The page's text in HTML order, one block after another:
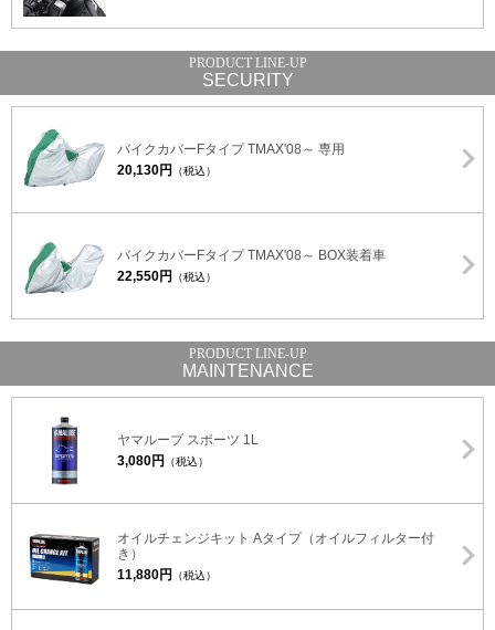
SECURITY
バイクカバーFタイプ TMAX'08～ 専用
20,130円 （税込）
バイクカバーFタイプ TMAX'08～ BOX装着車
22,550円 （税込）
MAINTENANCE
ヤマルーブ スポーツ 1L
3,080円 （税込）
オイルチェンジキット Aタイプ（オイルフィルター付
き）
11,880円 （税込）